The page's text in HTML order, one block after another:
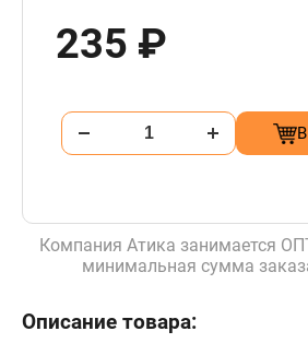
235 ₽
Компания Атика занимается
минимальная сумма
Описание товара: